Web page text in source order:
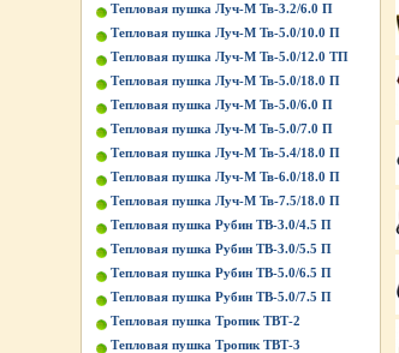
Тепловая пушка Луч-М Тв-3.2/6.0 П
Тепловая пушка Луч-М Тв-5.0/10.0 П
Тепловая пушка Луч-М Тв-5.0/12.0 ТП
Тепловая пушка Луч-М Тв-5.0/18.0 П
Тепловая пушка Луч-М Тв-5.0/6.0 П
Тепловая пушка Луч-М Тв-5.0/7.0 П
Тепловая пушка Луч-М Тв-5.4/18.0 П
Тепловая пушка Луч-М Тв-6.0/18.0 П
Тепловая пушка Луч-М Тв-7.5/18.0 П
Тепловая пушка Рубин ТВ-3.0/4.5 П
Тепловая пушка Рубин ТВ-3.0/5.5 П
Тепловая пушка Рубин ТВ-5.0/6.5 П
Тепловая пушка Рубин ТВ-5.0/7.5 П
Тепловая пушка Тропик ТВТ-2
Тепловая пушка Тропик ТВТ-3